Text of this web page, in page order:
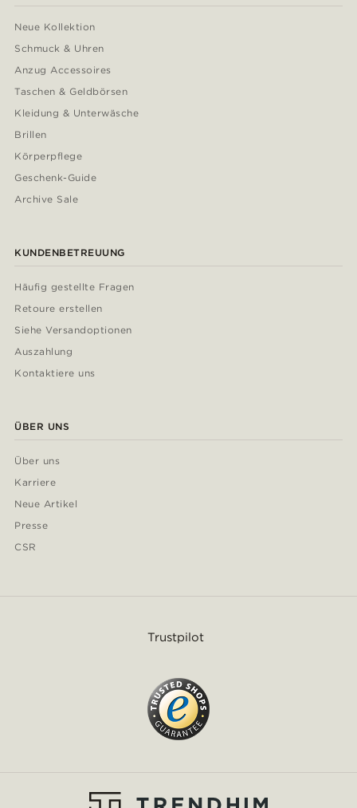
Neue Kollektion
Schmuck & Uhren
Anzug Accessoires
Taschen & Geldbörsen
Kleidung & Unterwäsche
Brillen
Körperpflege
Geschenk-Guide
Archive Sale
KUNDENBETREUUNG
Häufig gestellte Fragen
Retoure erstellen
Siehe Versandoptionen
Auszahlung
Kontaktiere uns
ÜBER UNS
Über uns
Karriere
Neue Artikel
Presse
CSR
Trustpilot